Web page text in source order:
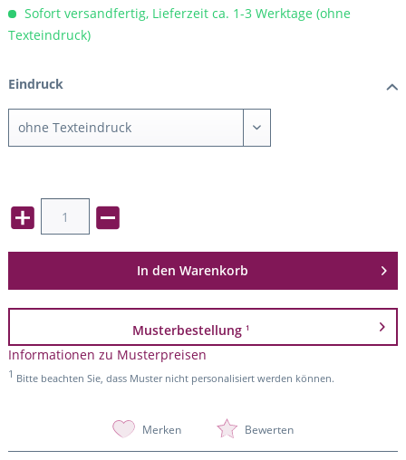
Sofort versandfertig, Lieferzeit ca. 1-3 Werktage (ohne
Texteindruck)
Eindruck
In den Warenkorb
Musterbestellung 1
Informationen zu Musterpreisen
1 Bitte beachten Sie, dass Muster nicht personalisiert werden können.
Merken Bewerten